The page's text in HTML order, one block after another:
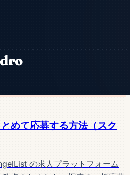
めて応募する方法（スク
の求人プラットフォーム